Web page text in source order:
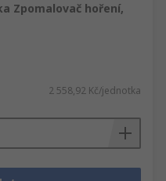
Zpomalovač hoření,
2 558,92 Kč/jednotka